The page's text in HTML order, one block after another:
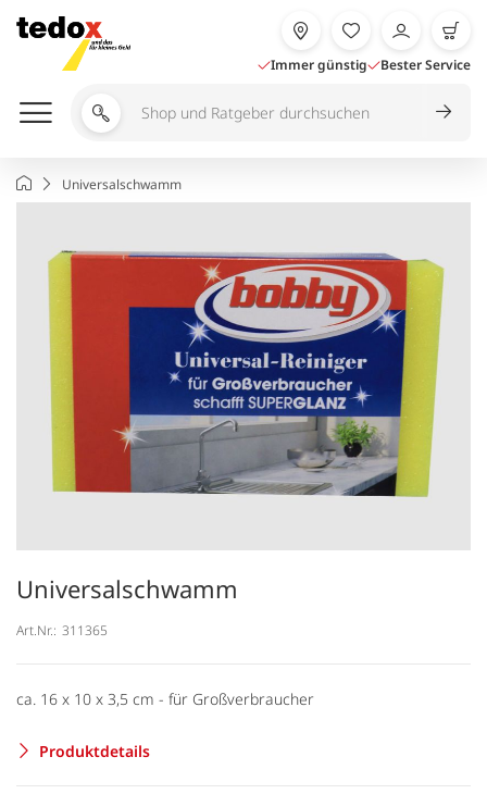
Inhalt
springen
Immer günstig Bester Service
Shop
durchsuchen
StartseiteUniversalschwamm
Universalschwamm
Art.Nr.: 311365
ca. 16 x 10 x 3,5 cm - für Großverbraucher
Produktdetails